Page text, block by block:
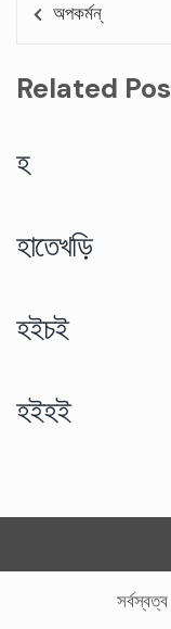
অপকর্মন্
Related
হ
হাতেখড়ি
হইচই
হইহই
সর্বস্বত্ব